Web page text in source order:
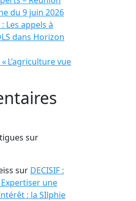
du 9 juin 2026
Les appels à
dans Horizon
L’agriculture vue
sur
sur DECISIF :
une
: la SIlphie